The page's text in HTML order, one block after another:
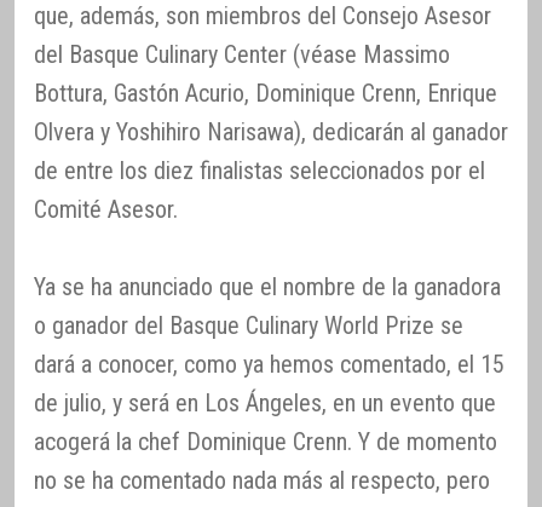
que, además, son miembros del Consejo Asesor
del Basque Culinary Center (véase Massimo
Bottura, Gastón Acurio, Dominique Crenn, Enrique
Olvera y Yoshihiro Narisawa), dedicarán al ganador
de entre los diez finalistas seleccionados por el
Comité Asesor.
Ya se ha anunciado que el nombre de la ganadora
o ganador del Basque Culinary World Prize se
dará a conocer, como ya hemos comentado, el 15
de julio, y será en Los Ángeles, en un evento que
acogerá la chef Dominique Crenn. Y de momento
no se ha comentado nada más al respecto, pero